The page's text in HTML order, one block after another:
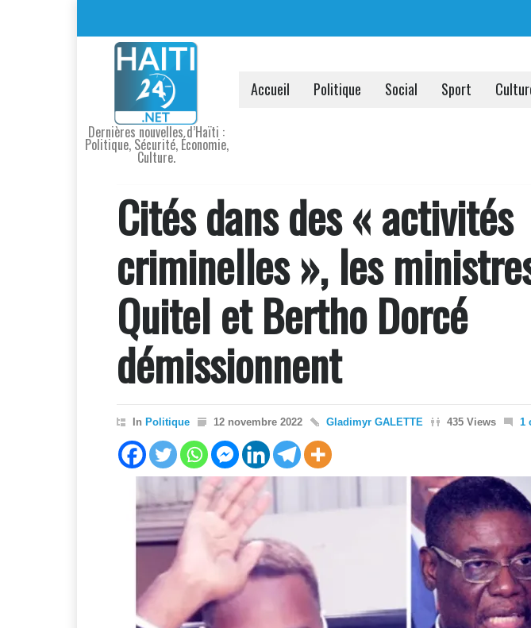
Dernières nouvelles d’Haïti :
Politique, Sécurité, Économie,
Culture.
Accueil Politique Social Sport
Cités dans des « activités
criminelles », les
Quitel et Bertho Dorcé
démissionnent
In Politique 12 novembre 2022 Gladimyr GALETTE 435 Views 1